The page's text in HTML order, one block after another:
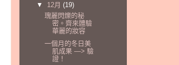
▼ 12月 (19)
瑰麗閃爍的秘
密。齊來體驗
華麗的妝容
一個月的冬日美
肌成果 —> 驗
證！